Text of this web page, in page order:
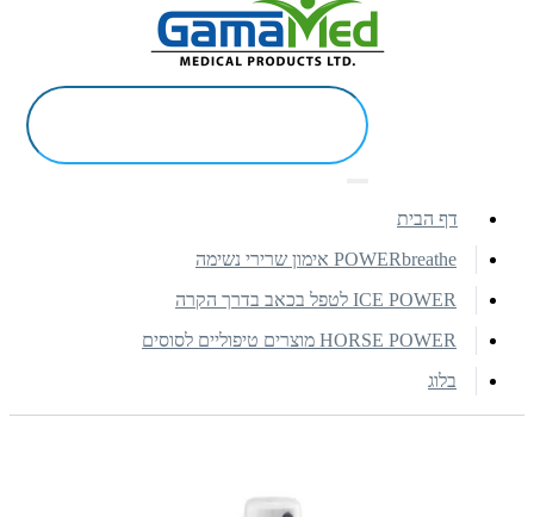
דף הבית
POWERbreathe אימון שרירי נשימה
ICE POWER לטפל בכאב בדרך הקרה
HORSE POWER מוצרים טיפוליים לסוסים
בלוג